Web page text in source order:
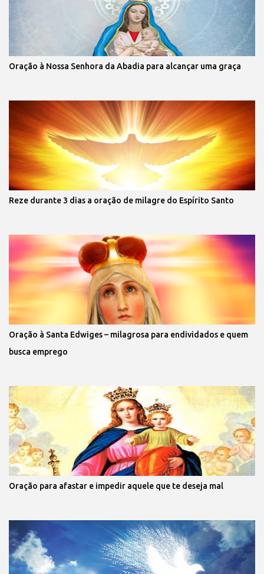
Oração à Nossa Senhora da Abadia para alcançar uma graça
Reze durante 3 dias a oração de milagre do Espírito Santo
Oração à Santa Edwiges – milagrosa para endividados e quem
busca emprego
Oração para afastar e impedir aquele que te deseja mal